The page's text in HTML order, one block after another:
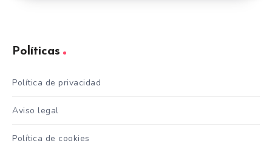
Políticas
Política de privacidad
Aviso legal
Política de cookies